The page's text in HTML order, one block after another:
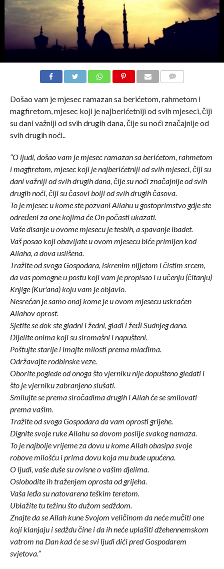
Došao vam je mjesec ramazan sa berićetom, rahmetom i
magfiretom, mjesec koji je najberićetniji od svih mjeseci, čiji
su dani važniji od svih drugih dana, čije su noći značajnije od
svih drugih noći..
“O ljudi, došao vam je mjesec ramazan sa berićetom, rahmetom
i magfiretom, mjesec koji je najberićetniji od svih mjeseci, čiji su
dani važniji od svih drugih dana, čije su noći značajnije od svih
drugih noći, čiji su časovi bolji od svih drugih časova.
To je mjesec u kome ste pozvani Allahu u gostoprimstvo gdje ste
određeni za one kojima će On počasti ukazati.
Vaše disanje u ovome mjesecu je tesbih, a spavanje ibadet.
Vaš posao koji obavljate u ovom mjesecu biće primljen kod
Allaha, a dova uslišena.
Tražite od svoga Gospodara, iskrenim nijjetom i čistim srcem,
da vas pomogne u postu koji vam je propisao i u učenju (čitanju)
Knjige (Kur'ana) koju vam je objavio.
Nesrećan je samo onaj kome je u ovom mjesecu uskraćen
Allahov oprost.
Sjetite se dok ste gladni i žedni, gladi i žeđi Sudnjeg dana.
Dijelite onima koji su siromašni i napušteni.
Poštujte starije i imajte milosti prema mlađima.
Održavajte rodbinske veze.
Oborite poglede od onoga što vjerniku nije dopušteno gledati i
što je vjerniku zabranjeno slušati.
Smilujte se prema siročadima drugih i Allah će se smilovati
prema vašim.
Tražite od svoga Gospodara da vam oprosti grijehe.
Dignite svoje ruke Allahu sa dovom poslije svakog namaza.
To je najbolje vrijeme za dovu u kome Allah obasipa svoje
robove milošću i prima dovu koja mu bude upućena.
O ljudi, vaše duše su ovisne o vašim djelima.
Oslobodite ih traženjem oprosta od grijeha.
Vaša leđa su natovarena teškim teretom.
Ublažite tu težinu što dužom sedždom.
Znajte da se Allah kune Svojom veličinom da neće mučiti one
koji klanjaju i sedždu čine i da ih neće uplašiti džehennemskom
vatrom na Dan kad će se svi ljudi dići pred Gospodarem
svjetova.”